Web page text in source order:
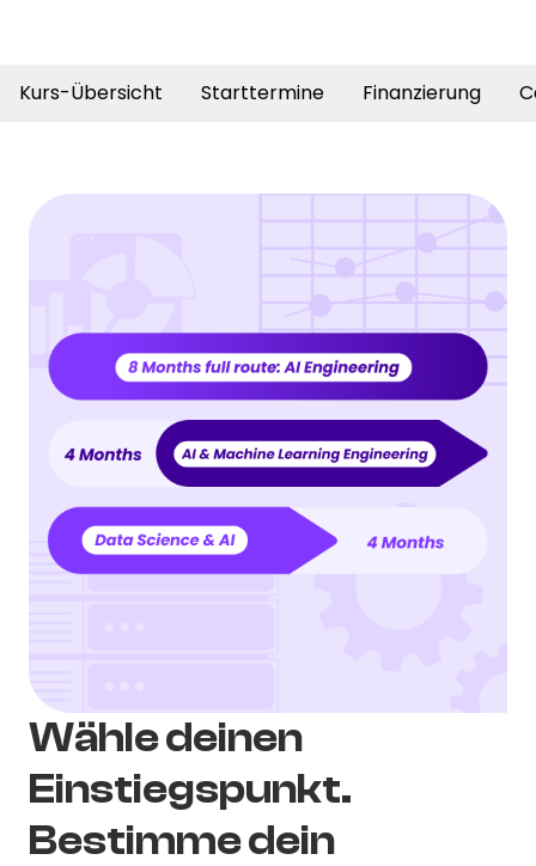
Kurs-Übersicht Starttermine Finanzierung
Wähle deinen
Einstiegspunkt.
Bestimme dein